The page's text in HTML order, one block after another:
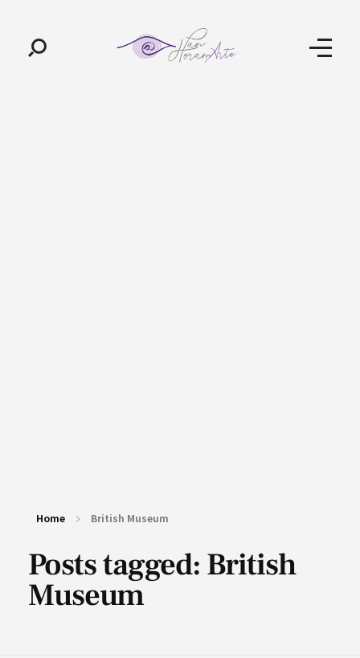
Home British Museum
Posts tagged: British
Museum